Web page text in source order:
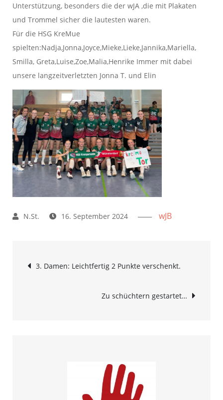
Unterstützung, besonders die der wJA ,die mit Plakaten
und Trommel sicher die lautesten waren.
Für die HSG KreMue
spielten:Nadja,Jonna,Joyce,Mieke,Lieke,Jannika,Mariella,
Smilla, Greta,Luise,Zoe,Malia,Henrike Immer mit dabei
unsere langzeitverletzten Jonna T. und Elin
16. September 2024 wJB
Beitrags-
Navigation
3. Damen: Leichtfertig 2 Punkte verschenkt.
Zu schüchtern gestartet…